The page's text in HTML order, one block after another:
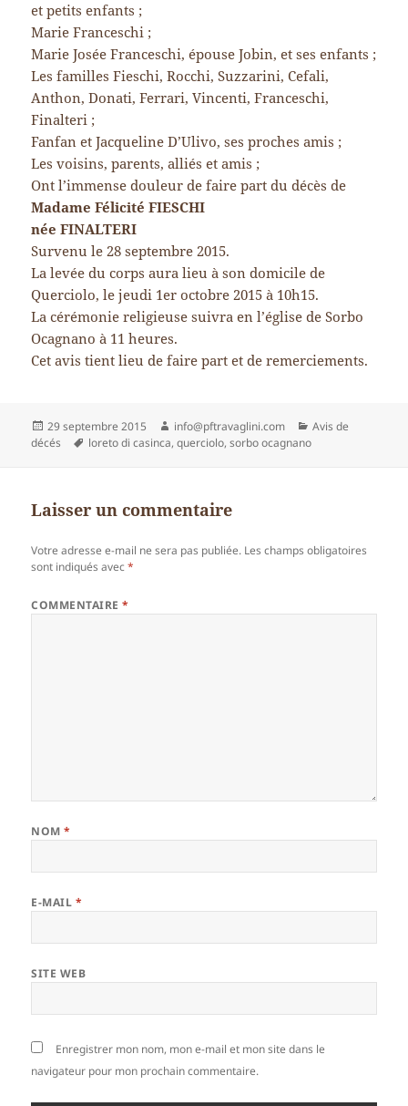
et petits enfants ;
Marie Franceschi ;
Marie Josée Franceschi, épouse Jobin, et ses enfants ;
Les familles Fieschi, Rocchi, Suzzarini, Cefali,
Anthon, Donati, Ferrari, Vincenti, Franceschi,
Finalteri ;
Fanfan et Jacqueline D’Ulivo, ses proches amis ;
Les voisins, parents, alliés et amis ;
Ont l’immense douleur de faire part du décès de
Madame Félicité FIESCHI
née FINALTERI
Survenu le 28 septembre 2015.
La levée du corps aura lieu à son domicile de
Querciolo, le jeudi 1er octobre 2015 à 10h15.
La cérémonie religieuse suivra en l’église de Sorbo
Ocagnano à 11 heures.
Cet avis tient lieu de faire part et de remerciements.
Publié
le
29 septembre 2015 Auteur
info@pftravaglini.com Catégories
Avis de
décés
Mots-
loreto di casinca,querciolo,sorbo ocagnano
Laisser un commentaire
Votre adresse e-mail ne sera pas publiée. Les champs obligatoires
sont indiqués avec*
COMMENTAIRE*
NOM*
E-MAIL *
SITE WEB
Enregistrer mon nom, mon e-mail et mon site dans le
navigateur pour mon prochain commentaire.